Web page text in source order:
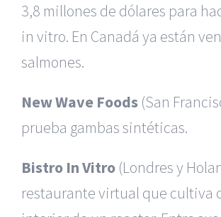
3,8 millones de dólares para
in vitro. En Canadá ya están
salmones.
New Wave Foods (San
prueba gambas sintéticas.
Bistro In Vitro (Londres y
restaurante virtual que cultiva